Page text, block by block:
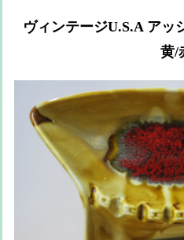
ヴィンテージU.S.A アッ
黄/